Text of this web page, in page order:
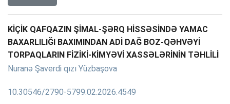
KİÇİK QAFQAZIN ŞİMAL-ŞƏRQ HİSSƏSİNDƏ YAMAC
BAXARLILIĞI BAXIMINDAN ADİ DAĞ BOZ-QƏHVƏYİ
TORPAQLARIN FİZİKİ-KİMYƏVİ XASSƏLƏRİNİN TƏHLİLİ
Nuranə Şaverdi qızı Yüzbaşova
10.30546/2790-5799.02.2026.4549